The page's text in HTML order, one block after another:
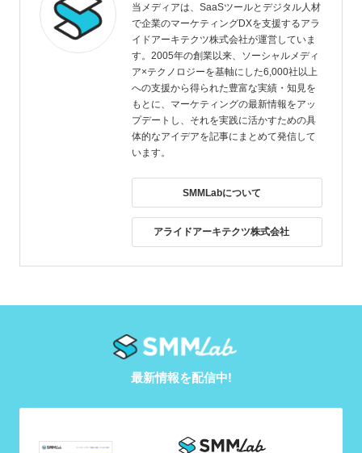
当メディアは、SaaSツールとデジタル人材
で企業のマーケティングDXを支援するアラ
イドアーキテクツ株式会社が運営していま
す。2005年の創業以来、ソーシャルメディ
ア×テクノロジーを基軸にした6,000社以上
への支援から得られた豊富な実績・知見を
もとに、マーケティングの最新情報をアッ
プデートし、それを実践に活かすための具
体的なアイデアを記事にまとめて発信して
います。
SMMLabについて
アライドアーキテクツ株式会社
最新情報を配信中!